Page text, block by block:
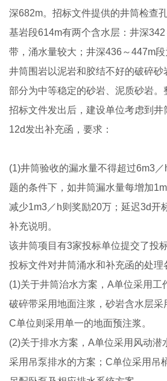
深682m。招标文件提供的井筒检查
基岩段614m有两个含水层：井深
带，涌水量较大；井深436～447m段
井筒围岩以泥岩和胶结不好的破碎砂
部分为中等稳定的砂岩、泥质砂岩。
招标文件发出后，建设单位考虑到
12d发出补充函，要求：
(1)井筒验收的漏水量不得超过6m3
题的条件下，如井筒漏水量每增加
减少1m3／h则奖励20万；延迟3d开
补充说明。
该井筒项目有3家投标单位提交了投
投标文件对井筒涌水和补充函的处理
(1)关于井筒治水方案，A单位采用工
破碎带采用地面注浆，砂岩含水层采
C单位则采用单一的地面预注浆。
(2)关于排水方案，A单位采用风动潜
采用吊泵排水的方案；C单位采用吊